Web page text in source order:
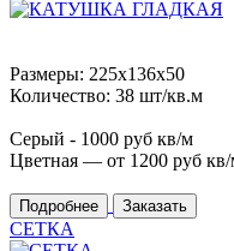
Размеры: 225x136x50
Количество: 38 шт/кв.м
Серый - 1000 руб кв/м
Цветная — от 1200 руб
Подробнее Заказать
СЕТКА